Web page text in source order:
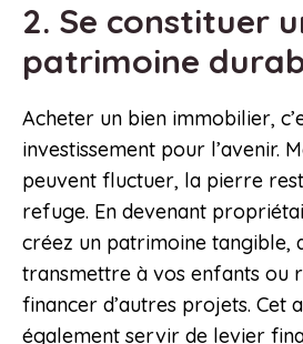
2. Se constituer
patrimoine
Acheter un bien immobilier,
investissement pour l’avenir.
peuvent fluctuer, la pierre
refuge. En devenant
créez un patrimoine tangible,
transmettre à vos enfants ou
financer d’autres projets. Cet
également servir de levier